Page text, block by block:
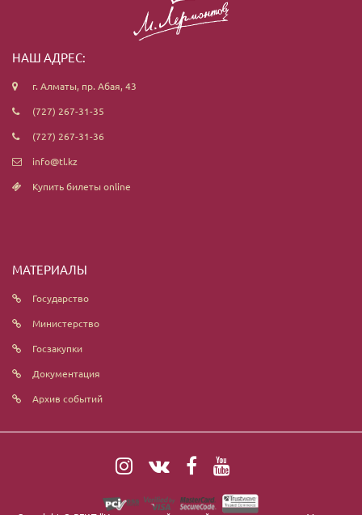
НАШ АДРЕС:
г. Алматы, пр. Абая, 43
(727) 267-31-35
(727) 267-31-36
info@tl.kz
Купить билеты online
МАТЕРИАЛЫ
Государство
Министерство
Госзакупки
Документация
Архив событий